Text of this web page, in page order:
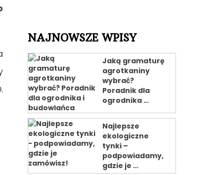
NAJNOWSZE WPISY
Jaką gramaturę
agrotkaniny
wybrać?
Poradnik dla
ogrodnika …
Najlepsze
ekologiczne
tynki –
podpowiadamy,
gdzie je …